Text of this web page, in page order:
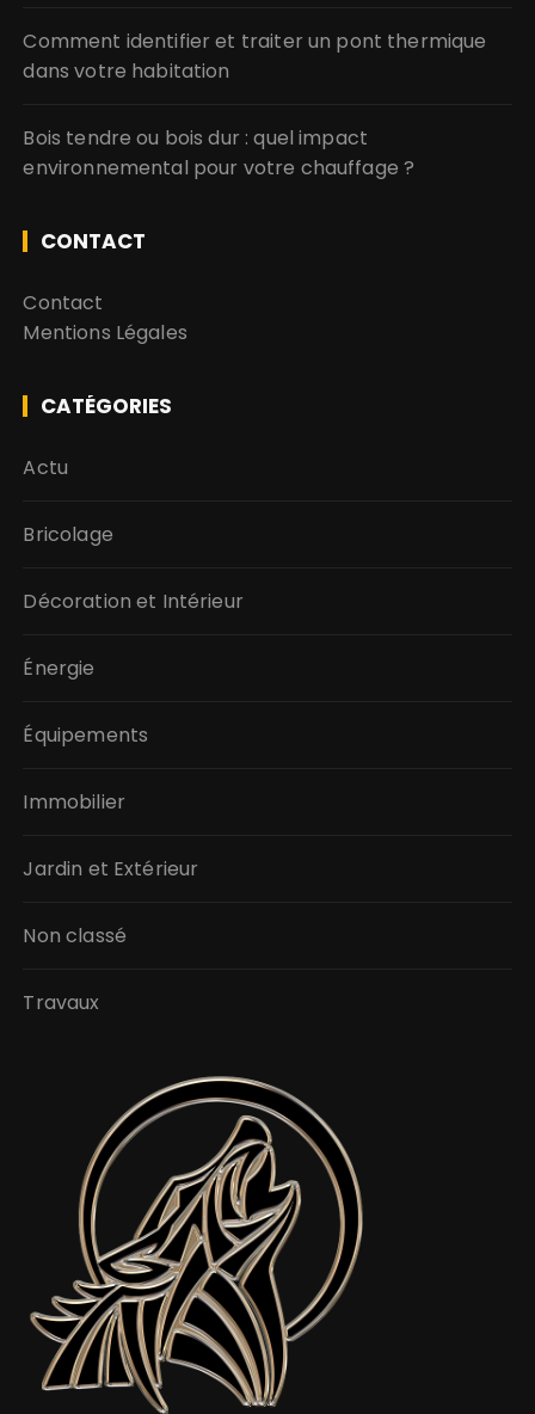
Comment identifier et traiter un pont thermique
dans votre habitation
Bois tendre ou bois dur : quel impact
environnemental pour votre chauffage ?
CONTACT
Contact
Mentions Légales
CATÉGORIES
Actu
Bricolage
Décoration et Intérieur
Énergie
Équipements
Immobilier
Jardin et Extérieur
Non classé
Travaux